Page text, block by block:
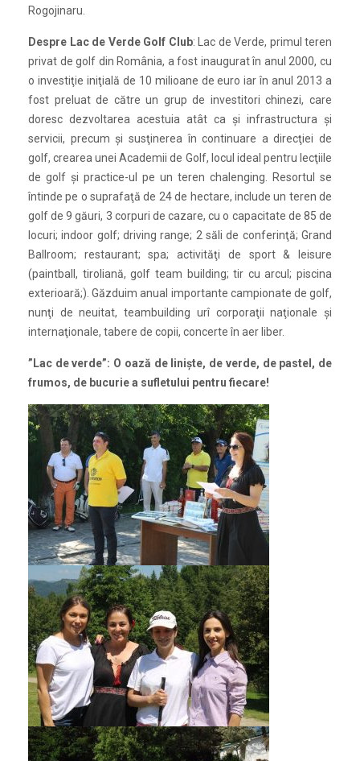
Rogojinaru.
Despre Lac de Verde Golf Club: Lac de Verde, primul teren
privat de golf din România, a fost inaugurat în anul 2000, cu
o investiţie iniţială de 10 milioane de euro iar în anul 2013 a
fost preluat de către un grup de investitori chinezi, care
doresc dezvoltarea acestuia atât ca şi infrastructura şi
servicii, precum şi susţinerea în continuare a direcţiei de
golf, crearea unei Academii de Golf, locul ideal pentru lecţiile
de golf şi practice-ul pe un teren chalenging. Resortul se
întinde pe o suprafaţă de 24 de hectare, include un teren de
golf de 9 găuri, 3 corpuri de cazare, cu o capacitate de 85 de
locuri; indoor golf; driving range; 2 săli de conferinţă; Grand
Ballroom; restaurant; spa; activităţi de sport & leisure
(paintball, tiroliană, golf team building; tir cu arcul; piscina
exterioară;). Găzduim anual importante campionate de golf,
nunţi de neuitat, teambuilding urî corporaţii naţionale şi
internaţionale, tabere de copii, concerte în aer liber.
”Lac de verde”: O oază de linişte, de verde, de pastel, de
frumos, de bucurie a sufletului pentru fiecare!